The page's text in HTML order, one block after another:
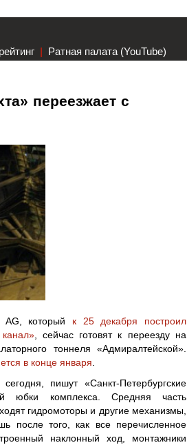
| Ратная палата (YouTube)
переезжает с
AG, который к 25 декабря построил
, сейчас готовят к переезду на
тоннеля «Адмиралтейской».
в конце января
пишут «Санкт-Петербургские
юбки комплекса. Средняя часть
гидромоторы и другие механизмы,
после того, как все перечисленное
наклонный ход, монтажники